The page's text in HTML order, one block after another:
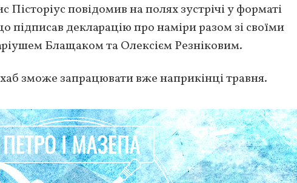
повідомив на полях зустрічі у форматі
підписав декларацію про наміри разом зі своїми
Блащаком та Олексієм Резніковим.
зможе запрацювати вже наприкінці травня.